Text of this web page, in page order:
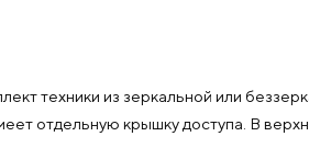
техники из зеркальной или
отдельную крышку доступа. В